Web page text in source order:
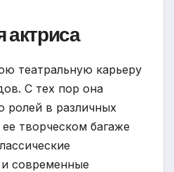
актриса
театральную карьеру
С тех пор она
ролей в различных
творческом багаже
современные